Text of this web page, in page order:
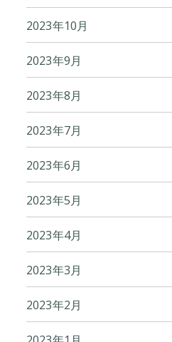
2023年10月
2023年9月
2023年8月
2023年7月
2023年6月
2023年5月
2023年4月
2023年3月
2023年2月